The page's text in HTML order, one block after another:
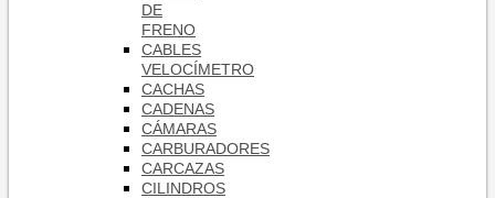
DE
FRENO
CABLES
VELOCÍMETRO
CACHAS
CADENAS
CÁMARAS
CARBURADORES
CARCAZAS
CILINDROS